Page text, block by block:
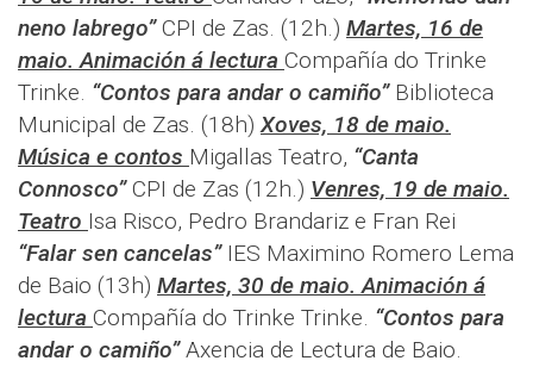
neno labrego”CPI de Zas. (12h.) Martes, 16 de
maio. Animación á lectura Compañía do Trinke
Trinke. “Contos para andar o camiño” Biblioteca
Municipal de Zas. (18h)Xoves, 18 de maio.
Música e contos Migallas Teatro, “Canta
Connosco”CPI de Zas (12h.) Venres, 19 de maio.
Teatro Isa Risco, Pedro Brandariz e Fran Rei
“Falar sen cancelas” IES Maximino Romero Lema
de Baio (13h) Martes, 30 de maio. Animación á
lectura Compañía do Trinke Trinke. “Contos para
andar o camiño”Axencia de Lectura de Baio.